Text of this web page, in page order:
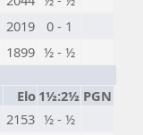
2019
0 - 1
1899 ½ - ½
Elo 1½:2½ PGN
2153 ½ - ½